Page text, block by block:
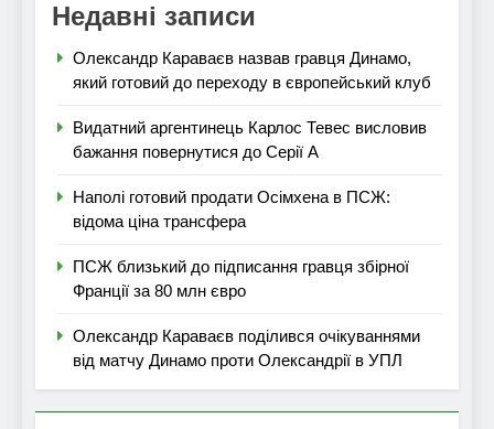
Недавні записи
Олександр Караваєв назвав гравця Динамо,
який готовий до переходу в європейський клуб
Видатний аргентинець Карлос Тевес висловив
бажання повернутися до Серії А
Наполі готовий продати Осімхена в ПСЖ:
відома ціна трансфера
ПСЖ близький до підписання гравця збірної
Франції за 80 млн євро
Олександр Караваєв поділився очікуваннями
від матчу Динамо проти Олександрії в УПЛ